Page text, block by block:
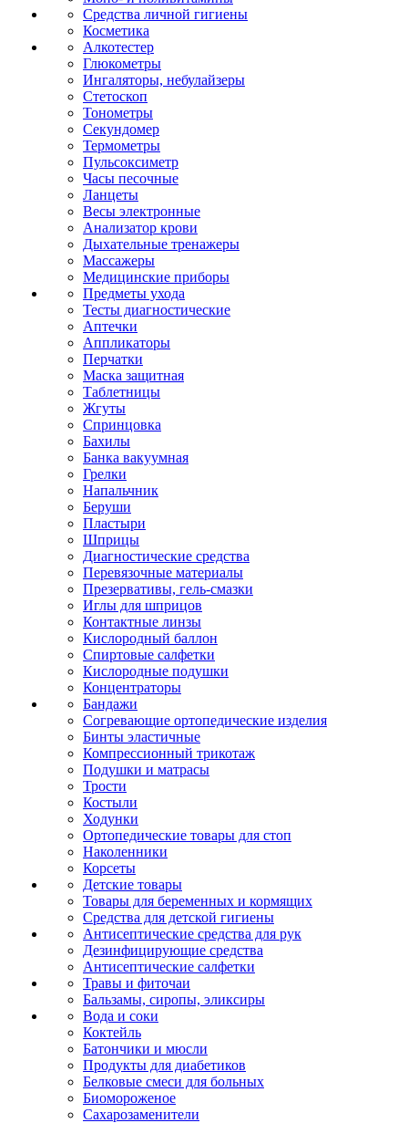
Средства личной гигиены
Косметика
Алкотестер
Глюкометры
Ингаляторы, небулайзеры
Стетоскоп
Тонометры
Секундомер
Термометры
Пульсоксиметр
Часы песочные
Ланцеты
Весы электронные
Анализатор крови
Дыхательные тренажеры
Массажеры
Медицинские приборы
Предметы ухода
Тесты диагностические
Аптечки
Аппликаторы
Перчатки
Маска защитная
Таблетницы
Жгуты
Спринцовка
Бахилы
Банка вакуумная
Грелки
Напальчник
Беруши
Пластыри
Шприцы
Диагностические средства
Перевязочные материалы
Презервативы, гель-смазки
Иглы для шприцов
Контактные линзы
Кислородный баллон
Спиртовые салфетки
Кислородные подушки
Концентраторы
Бандажи
Согревающие ортопедические изделия
Бинты эластичные
Компрессионный трикотаж
Подушки и матрасы
Трости
Костыли
Ходунки
Ортопедические товары для стоп
Наколенники
Корсеты
Детские товары
Товары для беременных и кормящих
Средства для детской гигиены
Антисептические средства для рук
Дезинфицирующие средства
Антисептические салфетки
Травы и фиточаи
Бальзамы, сиропы, эликсиры
Вода и соки
Коктейль
Батончики и мюсли
Продукты для диабетиков
Белковые смеси для больных
Биомороженое
Сахарозаменители